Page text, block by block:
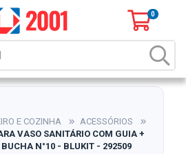
0
E COZINHA
ACESSÓRIOS
VASO SANITÁRIO COM GUIA +
N°10 - BLUKIT - 292509